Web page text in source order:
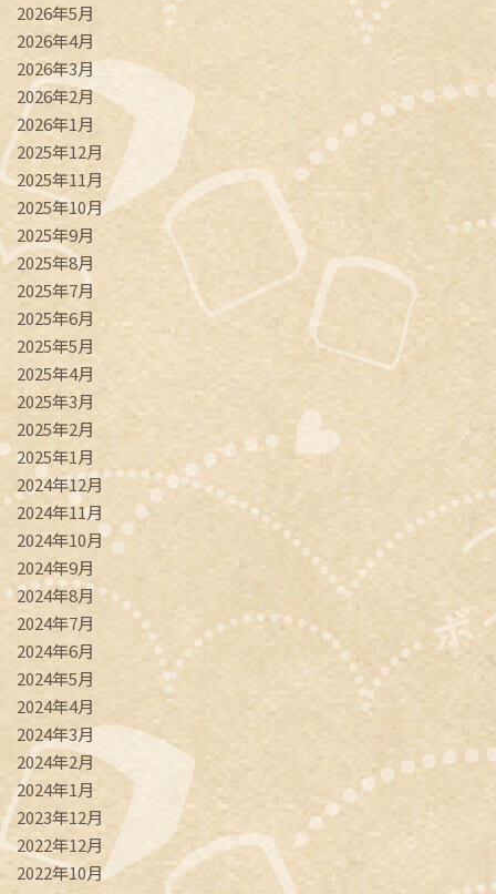
2026年5月
2026年4月
2026年3月
2026年2月
2026年1月
2025年12月
2025年11月
2025年10月
2025年9月
2025年8月
2025年7月
2025年6月
2025年5月
2025年4月
2025年3月
2025年2月
2025年1月
2024年12月
2024年11月
2024年10月
2024年9月
2024年8月
2024年7月
2024年6月
2024年5月
2024年4月
2024年3月
2024年2月
2024年1月
2023年12月
2022年12月
2022年10月